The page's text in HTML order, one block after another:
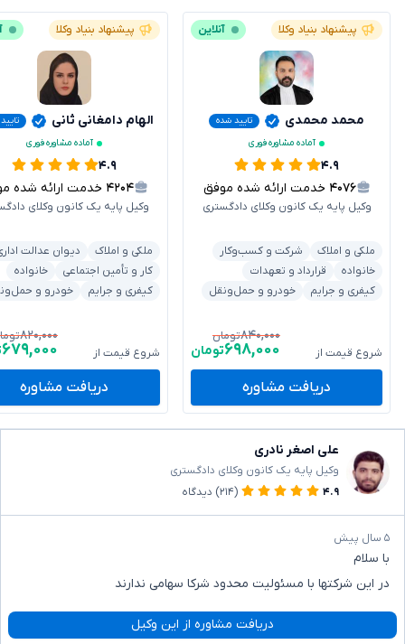
پیشنهاد بنیاد وکلا آنلاین
محمد محمدی
تایید شده
آماده مشاوره فوری
۴.۹
۴۰۷۶ خدمت ارائه شده موفق
وکیل پایه یک کانون وکلای دادگستری
ملکی و املاک
شرکت و کسب‌وکار
خانواده
قرارداد و تعهدات
کیفری و جرایم
خودرو و حمل‌ونقل
شروع قیمت از
۸۴۰,۰۰۰تومان
۶۹۸,۰۰۰تومان
دریافت مشاوره
پیشنهاد بنیاد وکلا
الهام دامغانی ثانی
آماده مشاوره فوری
۴.۹
۴۲۰۴ خدمت ارائه شده موفق
وکیل پایه یک کانون وکلای
ملکی و املاک
دیوان عدالت
کار و تأمین اجتماعی
خانواده
کیفری و جرایم
خودرو و
شروع قیمت از
۸۲۰,۰۰۰
۶۷۹,۰۰۰
دریافت مشاوره
علی اصغر نادری
وکیل پایه یک کانون وکلای دادگستری
۴.۹
(۲۱۴) دیدگاه
۵ سال پیش
با سلام
در این شرکتها با مسئولیت محدود شرکا سهامی ندارند
دریافت مشاوره از این وکیل